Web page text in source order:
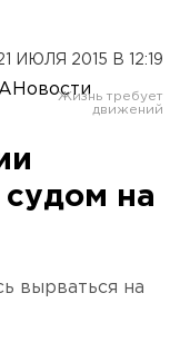
ИЮЛЯ 2015 В 12:19
судом на
вырваться на